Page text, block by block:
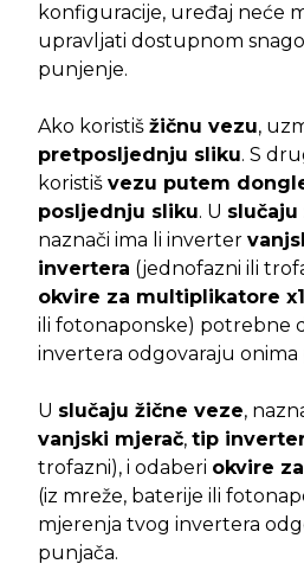
konfiguracije, uređaj neće
upravljati dostupnom
punjenje.
Ako koristiš žičnu vezu,
pretposljednju sliku. S
koristiš vezu putem
posljednju sliku. U slučaju
naznači ima li inverter
invertera (jednofazni ili
okvire za multiplikatore
ili fotonaponske) potrebne
invertera odgovaraju onima
U slučaju žične veze,
vanjski mjerač, tip
trofazni), i odaberi okvire
(iz mreže, baterije ili
mjerenja tvog invertera
punjača.